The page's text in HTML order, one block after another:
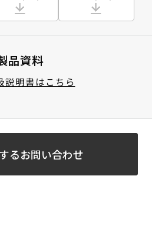
品資料
説明書はこちら
るお問い合わせ